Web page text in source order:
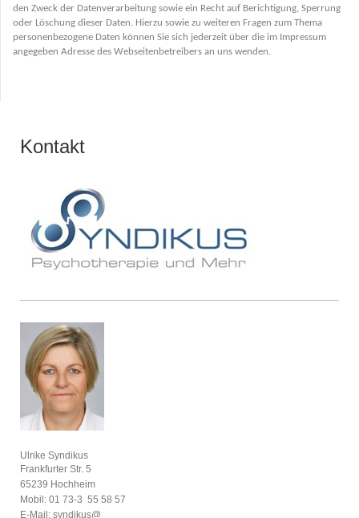
den Zweck der Datenverarbeitung sowie ein Recht auf Berichtigung, Sperrung
oder Löschung dieser Daten. Hierzu sowie zu weiteren Fragen zum Thema
personenbezogene Daten können Sie sich jederzeit über die im Impressum
angegeben Adresse des Webseitenbetreibers an uns wenden.
Kontakt
Ulrike Syndikus
Frankfurter Str. 5
65239 Hochheim
Mobil: 01 73-3 55 58 57
E-Mail: syndikus@